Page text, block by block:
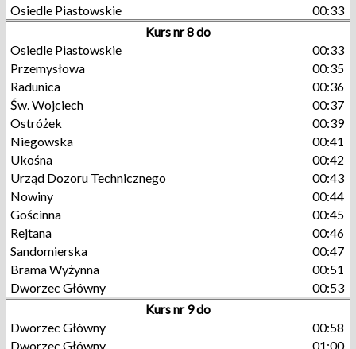
Osiedle Piastowskie
00:33
Kurs nr 8 do
Osiedle Piastowskie
00:33
Przemysłowa
00:35
Radunica
00:36
Św. Wojciech
00:37
Ostróżek
00:39
Niegowska
00:41
Ukośna
00:42
Urząd Dozoru Technicznego
00:43
Nowiny
00:44
Gościnna
00:45
Rejtana
00:46
Sandomierska
00:47
Brama Wyżynna
00:51
Dworzec Główny
00:53
Kurs nr 9 do
Dworzec Główny
00:58
Dworzec Główny
01:00